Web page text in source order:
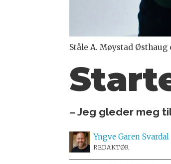
Ståle A. Møystad
– Jeg gleder meg
Yngve Garen Svardal
REDAKTØR